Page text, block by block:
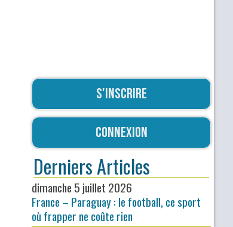
S'inscrire
Connexion
Derniers Articles
dimanche 5 juillet 2026
France – Paraguay : le football, ce sport
où frapper ne coûte rien